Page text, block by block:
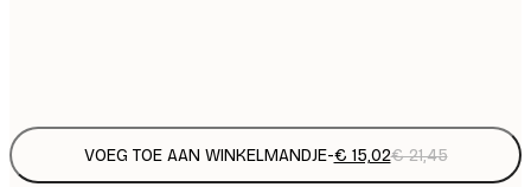
VOEG TOE AAN WINKELMANDJE-€ 15,02€ 21,45